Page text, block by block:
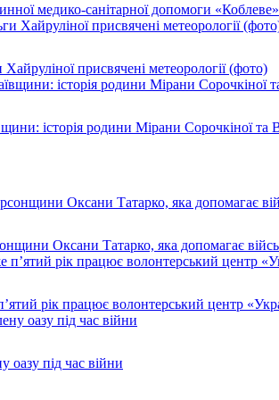
медико-санітарної допомоги
присвячені метеорології (фото)
історія родини Мірани Сорочкіної
Оксани Татарко, яка допомагає
рік працює волонтерський центр
оазу під час війни